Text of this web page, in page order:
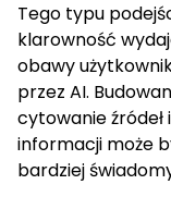
Tego typu
klarowność
obawy
przez AI.
cytowanie
informacji może
bardziej